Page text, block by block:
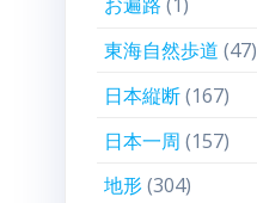
東海自然歩道 (47)
日本縦断(167)
日本一周 (157)
地形(304)